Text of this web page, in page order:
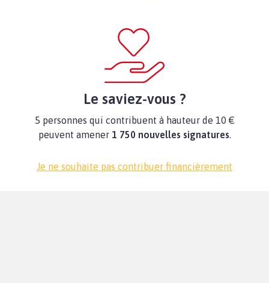
Le saviez-vous ?
5 personnes qui contribuent à hauteur de 10 €
peuvent amener 1 750 nouvelles signatures.
Je ne souhaite pas contribuer financièrement